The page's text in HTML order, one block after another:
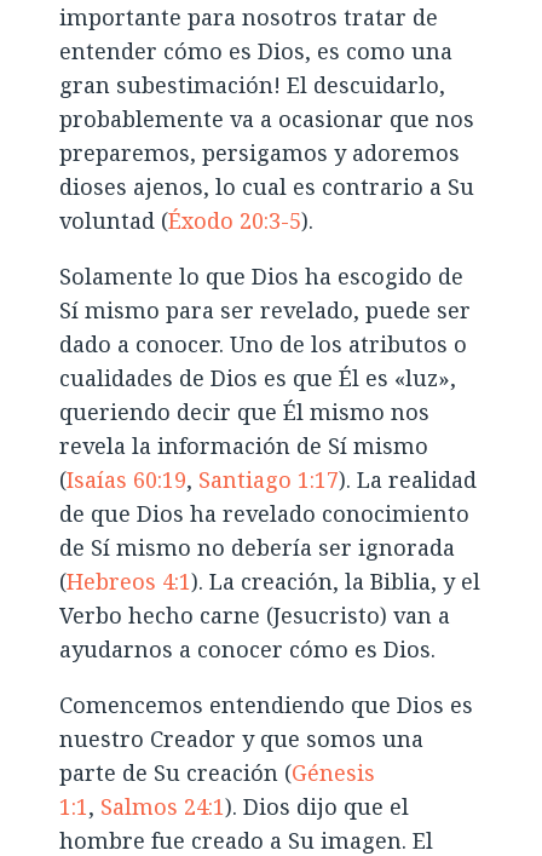
importante para nosotros tratar de
entender cómo es Dios, es como una
gran subestimación! El descuidarlo,
probablemente va a ocasionar que nos
preparemos, persigamos y adoremos
dioses ajenos, lo cual es contrario a Su
voluntad (Éxodo 20:3-5).
Solamente lo que Dios ha escogido de
Sí mismo para ser revelado, puede ser
dado a conocer. Uno de los atributos o
cualidades de Dios es que Él es «luz»,
queriendo decir que Él mismo nos
revela la información de Sí mismo
(Isaías 60:19, Santiago 1:17). La realidad
de que Dios ha revelado conocimiento
de Sí mismo no debería ser ignorada
(Hebreos 4:1). La creación, la Biblia, y el
Verbo hecho carne (Jesucristo) van a
ayudarnos a conocer cómo es Dios.
Comencemos entendiendo que Dios es
nuestro Creador y que somos una
parte de Su creación (Génesis
1:1, Salmos 24:1). Dios dijo que el
hombre fue creado a Su imagen. El